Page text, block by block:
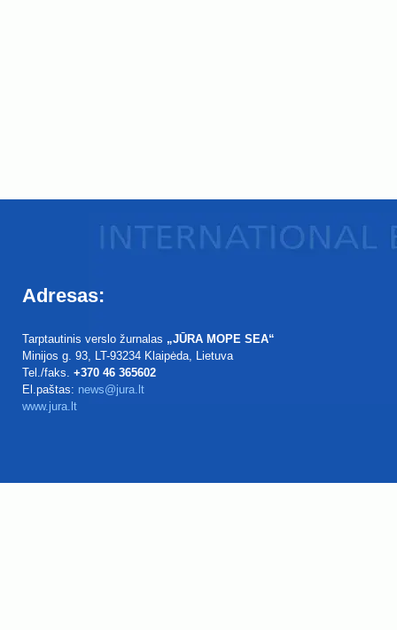
Adresas:
Tarptautinis verslo žurnalas „JŪRA MOPE SEA“
Minijos g. 93, LT-93234 Klaipėda, Lietuva
Tel./faks. +370 46 365602
El.paštas: news@jura.lt
www.jura.lt